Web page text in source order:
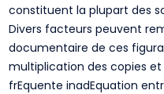
constituent la plupart des
Divers facteurs peuvent
documentaire de ces
multiplication des copies et
frEquente inadEquation